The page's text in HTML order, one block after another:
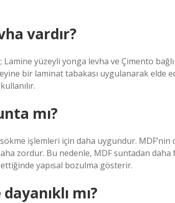
vardır?
yüzeyli yonga levha ve Çimento
bir laminat tabakası uygulanarak elde
mı?
işlemleri için daha uygundur. MDF’nin
zordur. Bu nedenle, MDF suntadan daha
yapısal bozulma gösterir.
mı?